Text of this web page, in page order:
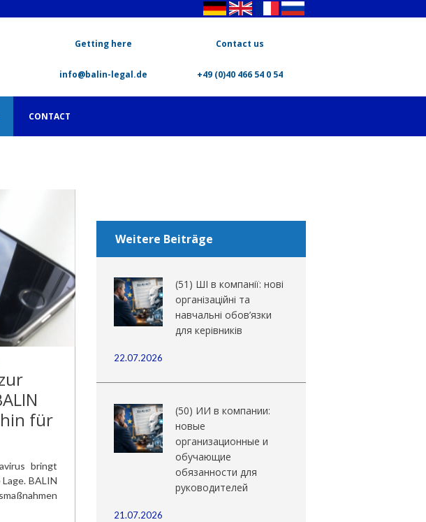
Getting here Contact us
info@balin-legal.de +49 (0)40 466 54 0 54
CONTACT
für
bringt
BALIN
Weitere Beiträge
(51) ШІ в компанії: нові
організаційні та
навчальні обов’язки
для керівників
22.07.2026
(50) ИИ в компании:
новые
организационные и
обучающие
обязанности для
руководителей
21.07.2026